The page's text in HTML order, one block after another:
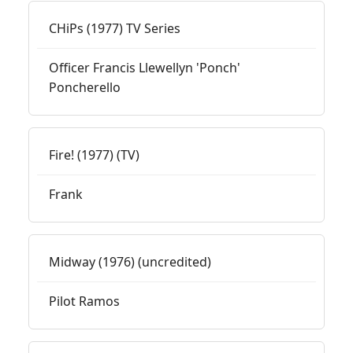
CHiPs (1977) TV Series
Officer Francis Llewellyn 'Ponch'
Poncherello
Fire! (1977) (TV)
Frank
Midway (1976) (uncredited)
Pilot Ramos